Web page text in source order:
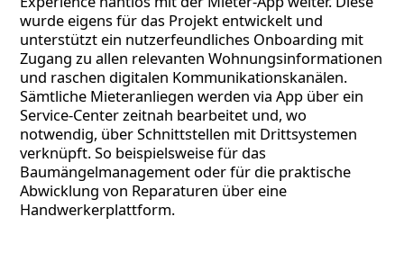
wurde eigens für das Projekt entwickelt und
unterstützt ein nutzerfeundliches Onboarding mit
Zugang zu allen relevanten Wohnungsinformationen
und raschen digitalen Kommunikationskanälen.
Sämtliche Mieteranliegen werden via App über ein
Service-Center zeitnah bearbeitet und, wo
notwendig, über Schnittstellen mit Drittsystemen
verknüpft. So beispielsweise für das
Baumängelmanagement oder für die praktische
Abwicklung von Reparaturen über eine
Handwerkerplattform.